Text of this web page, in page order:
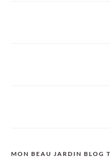
MON BEAU JARDIN BLOG